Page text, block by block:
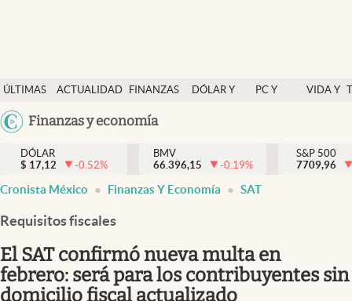
ÚLTIMAS
NOTICIAS
ACTUALIDAD
FINANZAS
DÓLAR Y
PC Y
VIDA Y
México
Finanzas y economía
Actualidad
Finanzas y economía
Dólar y mercados
Pc y celular
DÓLAR
$ 17,12 -0.52%
BMV
66.396,15
-0.19%
S&P 500
7709,96
Cronista México Finanzas Y Economía SAT
Requisitos fiscales
El SAT confirmó nueva multa en
febrero: será para los contribuyentes sin
domicilio fiscal actualizado